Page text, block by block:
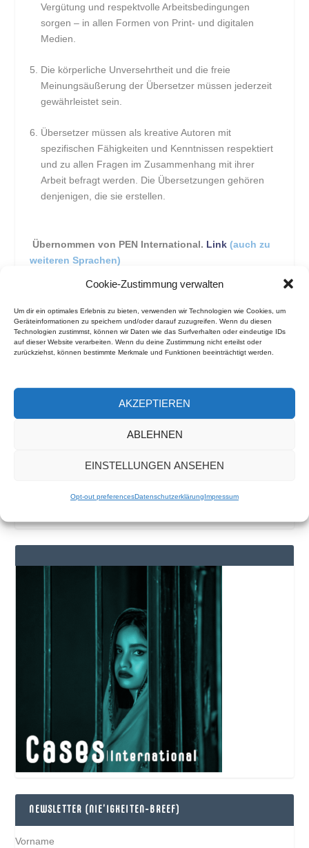
Cookie-Zustimmung verwalten
Um dir ein optimales Erlebnis zu bieten, verwenden wir Technologien wie Cookies, um
Geräteinformationen zu speichern und/oder darauf zuzugreifen. Wenn du diesen
Technologien zustimmst, können wir Daten wie das Surfverhalten oder eindeutige IDs
auf dieser Website verarbeiten. Wenn du deine Zustimmung nicht erteilst oder
zurückziehst, können bestimmte Merkmale und Funktionen beeinträchtigt werden.
AKZEPTIEREN
ABLEHNEN
EINSTELLUNGEN ANSEHEN
Opt-out preferencesDatenschutzerklärung Impressum
Vergütung und respektvolle Arbeitsbedingungen
sorgen – in allen Formen von Print- und digitalen
Medien.
Die körperliche Unversehrtheit und die freie
Meinungsäußerung der Übersetzer müssen jederzeit
gewährleistet sein.
Übersetzer müssen als kreative Autoren mit
spezifischen Fähigkeiten und Kenntnissen respektiert
und zu allen Fragen im Zusammenhang mit ihrer
Arbeit befragt werden. Die Übersetzungen gehören
denjenigen, die sie erstellen.
Übernommen von PEN International. Link (auch zu
weiteren Sprachen)
Ich kenne nichts auf der Welt, das
Manchmal schreibe ich eines auf und
sehe es an, bis es anfängt zu
NEWSLETTER (NIE’IGKEITEN-BREEF)
Vorname